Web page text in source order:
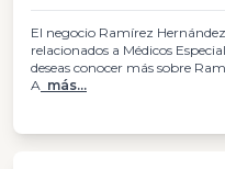
El negocio Ramírez
relacionados a Médicos
deseas conocer más sobre
A más...